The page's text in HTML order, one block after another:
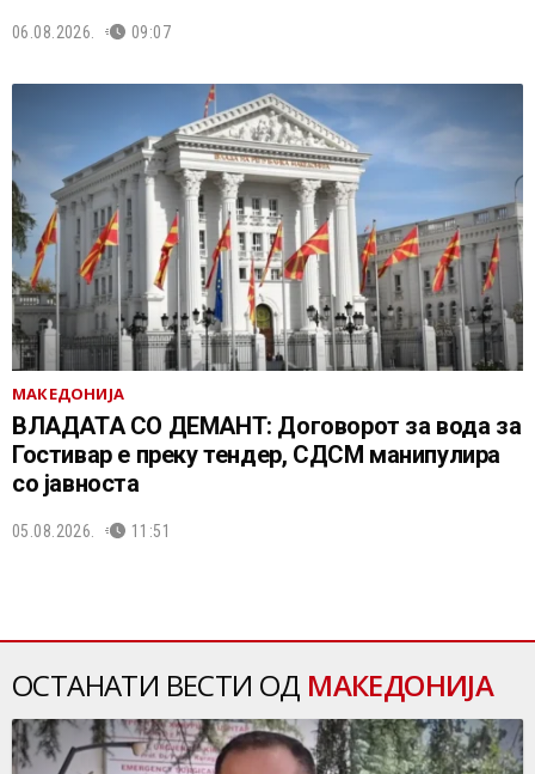
06.08.2026. 09:07
МАКЕДОНИЈА
ВЛАДАТА СО ДЕМАНТ: Договорот за вода за
Гостивар е преку тендер, СДСМ манипулира
со јавноста
05.08.2026. 11:51
ОСТАНАТИ ВЕСТИ ОД МАКЕДОНИЈА